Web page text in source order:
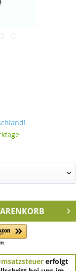
erfolgt